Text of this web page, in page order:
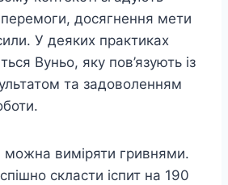
досягнення мети
У деяких практиках
Вуньо, яку пов’язують із
та задоволенням
можна виміряти гривнями.
скласти іспит на 190